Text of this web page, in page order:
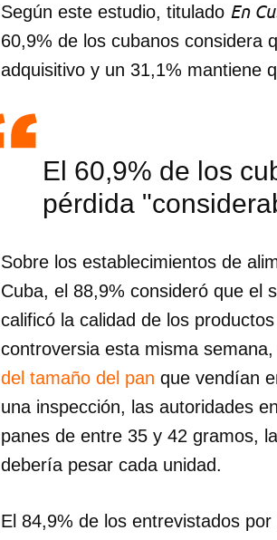
Según este estudio, titulado En
60,9% de los cubanos considera
adquisitivo y un 31,1% mantiene
El 60,9% de los
pérdida
Sobre los establecimientos de
Cuba, el 88,9% consideró que el
calificó la calidad de los
controversia esta misma
del tamaño del pan que vendían
una inspección, las autoridades
panes de entre 35 y 42 gramos,
debería pesar cada unidad.
El 84,9% de los entrevistados